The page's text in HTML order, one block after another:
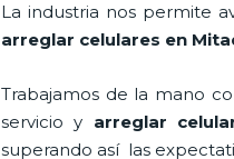
La industria nos permite
arreglar celulares en
Trabajamos de la mano
servicio y arreglar
superando así las